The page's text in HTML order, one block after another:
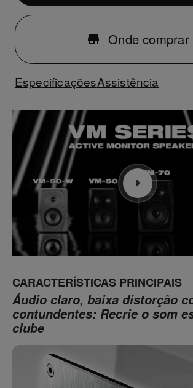
Onde comprar
EspecificaçõesAssistência
CARACTERÍSTICAS PRINCIPAIS
Áudio claro, baixa distorção
contundentes: Recrie o som
clube